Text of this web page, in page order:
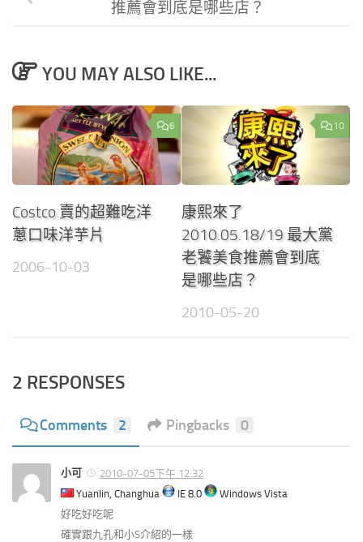
推薦會到底是哪些店？
YOU MAY ALSO LIKE...
6
Costco 賣的超難吃洋
蔥口味洋芋片
2006-10-03
10
康熙來了
2010.05.18/19 最大黨
老饕美食推薦會到底
是哪些店？
2010-05-20
2 RESPONSES
Comments 2 Pingbacks 0
小可
2010-07-05下午 12:32
Yuanlin, Changhua
IE 8.0
Windows Vista
好吃好吃呢
確實跟九孔和小S介紹的一樣